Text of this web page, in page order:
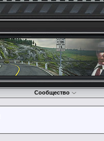
Сообщество